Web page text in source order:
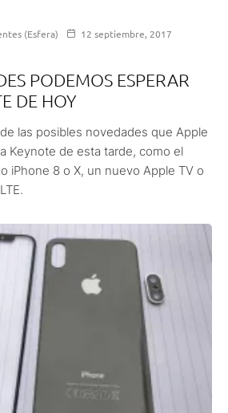
(Esfera)
12 septiembre, 2017
PODEMOS ESPERAR
DE HOY
las posibles novedades que Apple
Keynote de esta tarde, como el
iPhone 8 o X, un nuevo Apple TV o